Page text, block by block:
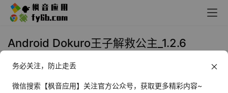
Android Dokuro王子解救公主_1.2.6
2022年3月4日 12:17 手机游戏
务必关注，防止走丢
微信搜索【枫音应用】关注官方公众号，获取更多精彩内容~